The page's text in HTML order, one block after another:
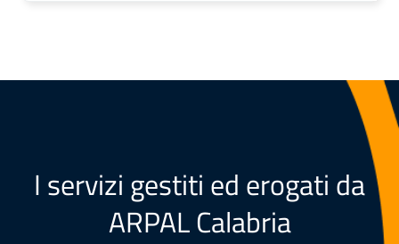
I servizi gestiti ed erogati da
ARPAL Calabria